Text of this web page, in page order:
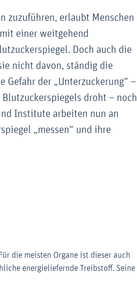
zuzuführen, erlaubt Menschen
einer weitgehend
Doch auch die
nicht davon, ständig die
Gefahr der „Unterzuckerung“ –
droht – noch
Institute arbeiten nun an
„messen“ und ihre
die meisten Organe ist dieser auch
energieliefernde Treibstoff. Seine